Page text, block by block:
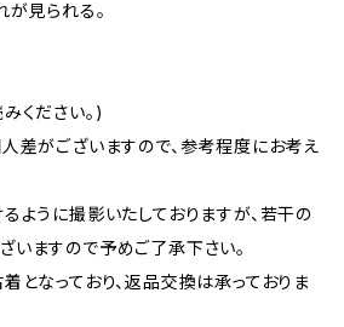
見られる。
ください。)
差がございますので、参考程度にお考え
ように撮影いたしておりますが、若干の
いますので予めご了承下さい。
となっており、返品交換は承っておりま